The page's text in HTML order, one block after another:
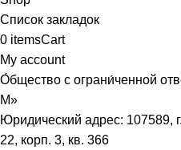
Список закладок
0 itemsCart
My account
О́бщество с ограни́ченной
М»
Юридический адрес: 107589,
22, корп. 3, кв. 366